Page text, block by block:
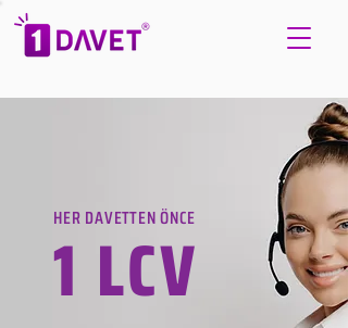
HER DAVETTEN ÖNCE
1 LCV